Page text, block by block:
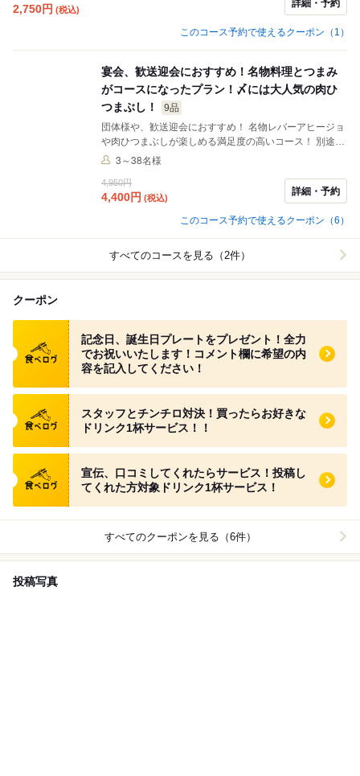
2,750円 (税込)
詳細・予約
このコース予約で使えるクーポン（1）
宴会、歓送迎会におすすめ！名物料理とつまみ
がコースになったプラン！〆には大人気の肉ひ
つまぶし！
9品
団体様や、歓送迎会におすすめ！ 名物レバーアヒージョ
や肉ひつまぶしが楽しめる満足度の高いコース！ 別途飲
み放題も付けられます！
3～38名様
4,950円
4,400円 (税込)
詳細・予約
このコース予約で使えるクーポン（6）
すべてのコースを見る（2件）
クーポン
食べログ クーポン
記念日、誕生日プレートをプレゼント！全力
でお祝いいたします！コメント欄に希望の内
容を記入してください！
食べログ クーポン
スタッフとチンチロ対決！買ったらお好きな
ドリンク1杯サービス！！
食べログ クーポン
宣伝、口コミしてくれたらサービス！投稿し
てくれた方対象ドリンク1杯サービス！
すべてのクーポンを見る（6件）
投稿写真